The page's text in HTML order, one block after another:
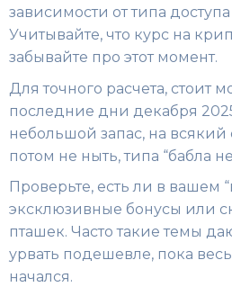
зависимости от типа
Учитывайте, что курс на
забывайте про этот момент.
Для точного расчета, стоит
последние дни декабря
небольшой запас, на всякий
потом не ныть, типа “бабла
Проверьте, есть ли в вашем
эксклюзивные бонусы или
пташек. Часто такие темы
урвать подешевле, пока
начался.